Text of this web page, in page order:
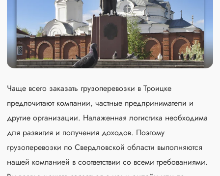
Чаще всего заказать грузоперевозки в Троицке
предпочитают компании, частные предприниматели и
другие организации. Налаженная логистика необходима
для развития и получения доходов. Поэтому
грузоперевозки по Свердловской области выполняются
нашей компанией в соответствии со всеми требованиями.